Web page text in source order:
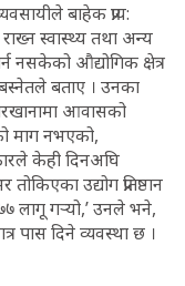
बाहेक प्राय:
स्वास्थ्य तथा अन्य
नसकेको औद्योगिक क्षेत्र
बताए । उनका
आवासको
माग नभएको,
केही दिनअघि
उद्योग प्रतिष्ठान
लागू गर्‍यो,’ उनले भने,
पास दिने व्यवस्था छ ।